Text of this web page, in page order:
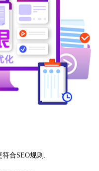
合SEO规则.